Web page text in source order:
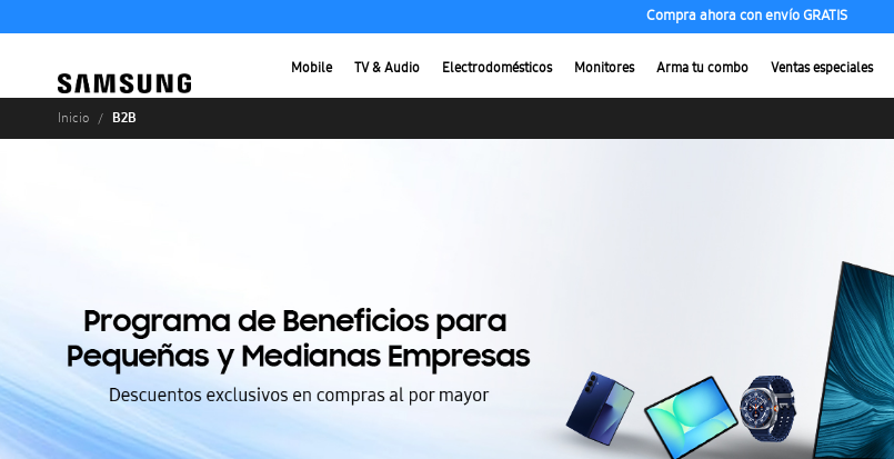
Compra ahora con envío GRATIS
Mobile TV & Audio Electrodomésticos Monitores Arma tu combo Ventas especiales
Inicio B2B